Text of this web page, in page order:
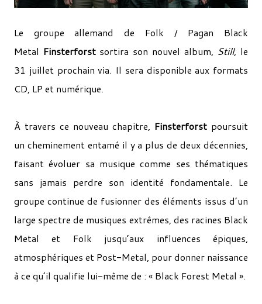
Le groupe allemand de Folk / Pagan Black
Metal Finsterforst sortira son nouvel album, Still, le
31 juillet prochain via. Il sera disponible aux formats
CD, LP et numérique.
À travers ce nouveau chapitre, Finsterforst poursuit
un cheminement entamé il y a plus de deux décennies,
faisant évoluer sa musique comme ses thématiques
sans jamais perdre son identité fondamentale. Le
groupe continue de fusionner des éléments issus d’un
large spectre de musiques extrêmes, des racines Black
Metal et Folk jusqu’aux influences épiques,
atmosphériques et Post-Metal, pour donner naissance
à ce qu’il qualifie lui-même de : « Black Forest Metal ».